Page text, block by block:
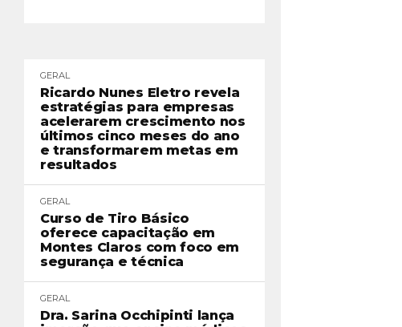
GERAL
Ricardo Nunes Eletro revela
estratégias para empresas
acelerarem crescimento nos
últimos cinco meses do ano
e transformarem metas em
resultados
GERAL
Curso de Tiro Básico
oferece capacitação em
Montes Claros com foco em
segurança e técnica
GERAL
Dra. Sarina Occhipinti lança